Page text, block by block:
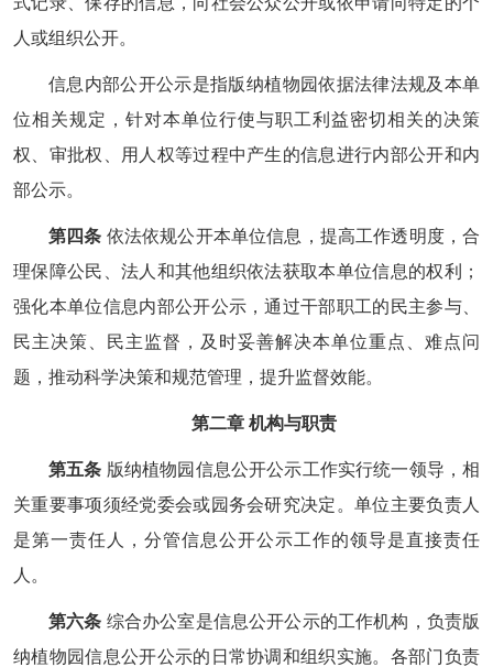
人或组织公开。
信息内部公开公示是指版纳植物园依据法律法规及本单
位相关规定，针对本单位行使与职工利益密切相关的决策
权、审批权、用人权等过程中产生的信息进行内部公开和内
部公示。
第四条 依法依规公开本单位信息，提高工作透明度，合
理保障公民、法人和其他组织依法获取本单位信息的权利；
强化本单位信息内部公开公示，通过干部职工的民主参与、
民主决策、民主监督，及时妥善解决本单位重点、难点问
题，推动科学决策和规范管理，提升监督效能。
第二章 机构与职责
第五条 版纳植物园信息公开公示工作实行统一领导，相
关重要事项须经党委会或园务会研究决定。单位主要负责人
是第一责任人，分管信息公开公示工作的领导是直接责任
人。
第六条 综合办公室是信息公开公示的工作机构，负责版
纳植物园信息公开公示的日常协调和组织实施。各部门负责